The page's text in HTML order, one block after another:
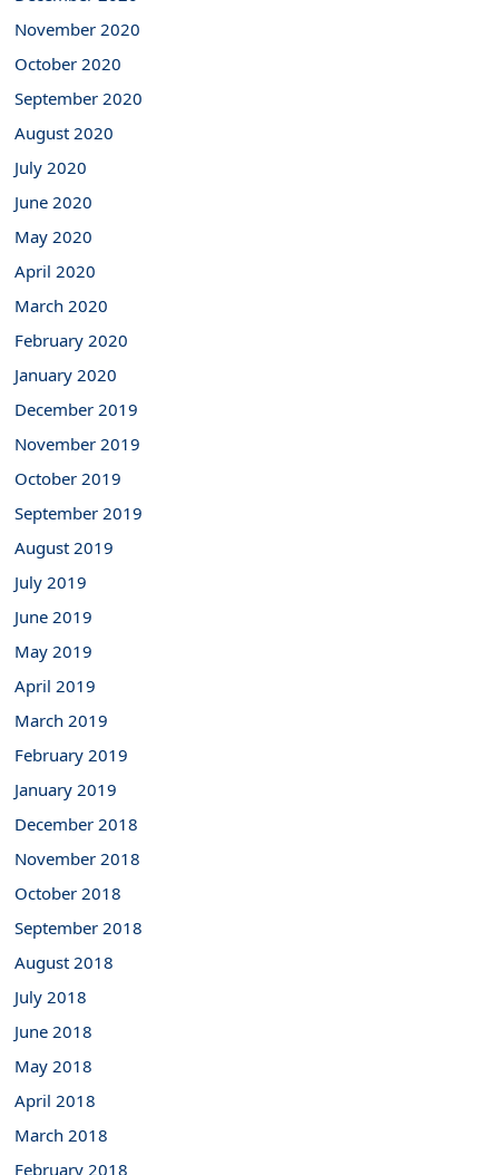
November 2020
October 2020
September 2020
August 2020
July 2020
June 2020
May 2020
April 2020
March 2020
February 2020
January 2020
December 2019
November 2019
October 2019
September 2019
August 2019
July 2019
June 2019
May 2019
April 2019
March 2019
February 2019
January 2019
December 2018
November 2018
October 2018
September 2018
August 2018
July 2018
June 2018
May 2018
April 2018
March 2018
February 2018